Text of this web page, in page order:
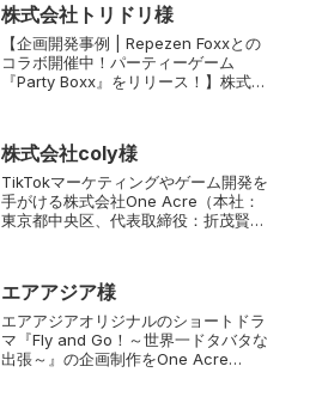
り劇。衝撃のストーリーをお見逃しな
く！
株式会社トリドリ様
【企画開発事例 | Repezen Foxxとの
コラボ開催中！パーティーゲーム
『Party Boxx』をリリース！】株式会
代表取締役...
株式会社coly様
TikTokマーケティングやゲーム開発を
手がける株式会社One Acre（本社：
東京都中央区、代表取締役：折茂賢
締役：金子光三朗、以下「One Acre
Short Drama」）と、株式会社
coly（本社：東京都港区、代表取締役
社長：中島杏奈）の新作ミステリーパ
ズルノベルゲーム『金田一耕助シリー
エアアジア様
エアアジアオリジナルのショートドラ
マ『Fly and Go！～世界一ドタバタな
出張～』の企画制作をOne Acre